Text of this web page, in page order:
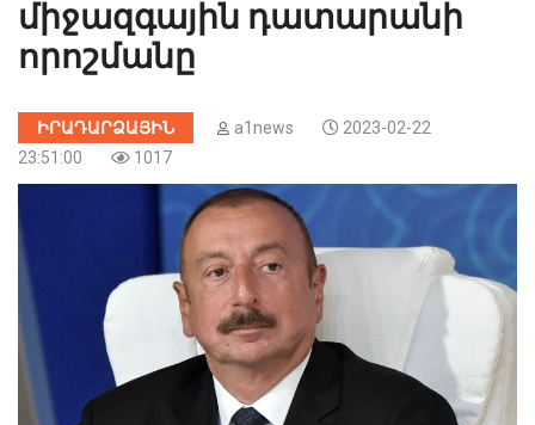
միջազգային դատարանի
որոշմանը
ԻՐԱԴԱՐՁԱՅԻՆ a1news
2023-02-22
23:51:00
1017